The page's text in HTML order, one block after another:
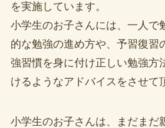
を実施しています。
小学生のお子さんには、一人で
的な勉強の進め方や、予習復習
強習慣を身に付け正しい勉強方
けるようなアドバイスをさせて
小学生のお子さんは、まだまだ